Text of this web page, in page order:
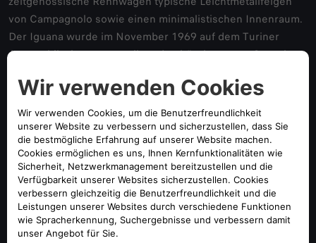
von Campagnolo sowie einen minimalistischen Innenraum.
Der Iguana wurde im November 1969 auf dem Turiner
Automobilsalon vorgestellt und gehört heute zur Sammlung
Alfa Romeo 1750 Spider Veloce (1967)
Auf dem Genfer Automobilsalon 1966 präsentierte Alfa
Romeo einen von Pininfarina designten Spider mit
charakteristischem Rundheck. Der ursprünglich
angedachte Modellname „Duetto“ wurde zwar verworfen,
hielt sich jedoch als Spitzname bis heute. Dem mit 1600-
Kubikzentimeter-Motor gefertigten Alfa Romeo 1600 Spider